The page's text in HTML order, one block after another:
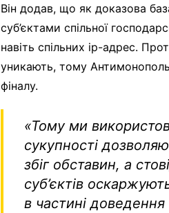
Він додав, що як доказова
суб’єктами спільної
навіть спільних ip-адрес.
уникають, тому
фіналу.
«Тому ми
сукупності
збіг обставин, а
суб’єктів
в частині